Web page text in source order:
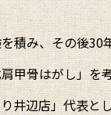
積み、その後
甲骨はがし」
井辺店」代表と